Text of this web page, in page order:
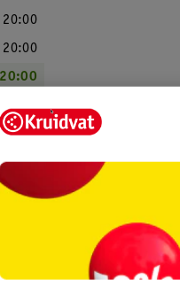
20:00
20:00
18:00
17:00